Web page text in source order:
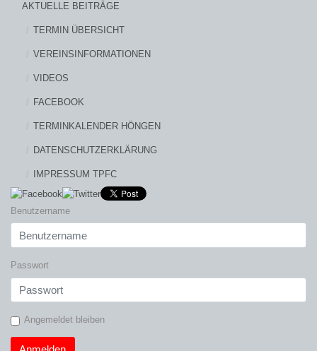
AKTUELLE BEITRÄGE
TERMIN ÜBERSICHT
VEREINSINFORMATIONEN
VIDEOS
FACEBOOK
TERMINKALENDER HÖNGEN
DATENSCHUTZERKLÄRUNG
IMPRESSUM TPFC
Benutzername
Passwort
Angemeldet bleiben